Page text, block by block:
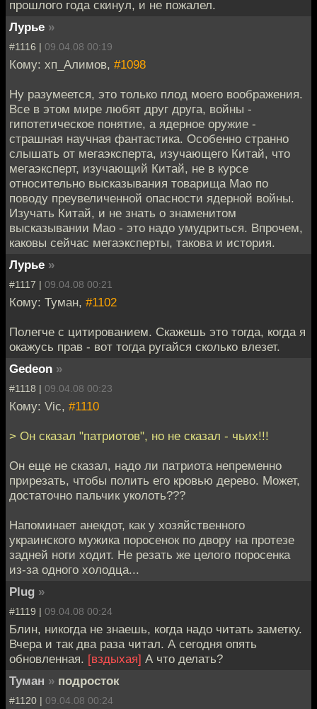
прошлого года скинул, и не пожалел.
Лурье »
#1116 | 09.04.08 00:19
Кому: хп_Алимов, #1098
Ну разумеется, это только плод моего воображения.
Все в этом мире любят друг друга, войны -
гипотетическое понятие, а ядерное оружие -
страшная научная фантастика. Особенно странно
слышать от мегаэксперта, изучающего Китай, что
мегаэксперт, изучающий Китай, не в курсе
относительно высказывания товарища Мао по
поводу преувеличенной опасности ядерной войны.
Изучать Китай, и не знать о знаменитом
высказывании Мао - это надо умудриться. Впрочем,
каковы сейчас мегаэксперты, такова и история.
Лурье »
#1117 | 09.04.08 00:21
Кому: Туман, #1102
Полегче с цитированием. Скажешь это тогда, когда я
окажусь прав - вот тогда ругайся сколько влезет.
Gedeon »
#1118 | 09.04.08 00:23
Кому: Vic, #1110
> Он сказал "патриотов", но не сказал - чьих!!!
Он еще не сказал, надо ли патриота непременно
прирезать, чтобы полить его кровью дерево. Может,
достаточно пальчик уколоть???
Напоминает анекдот, как у хозяйственного
украинского мужика поросенок по двору на протезе
задней ноги ходит. Не резать же целого поросенка
из-за одного холодца...
Plug »
#1119 | 09.04.08 00:24
Блин, никогда не знаешь, когда надо читать заметку.
Вчера и так два раза читал. А сегодня опять
обновленная. [вздыхая] А что делать?
Туман » подросток
#1120 | 09.04.08 00:24